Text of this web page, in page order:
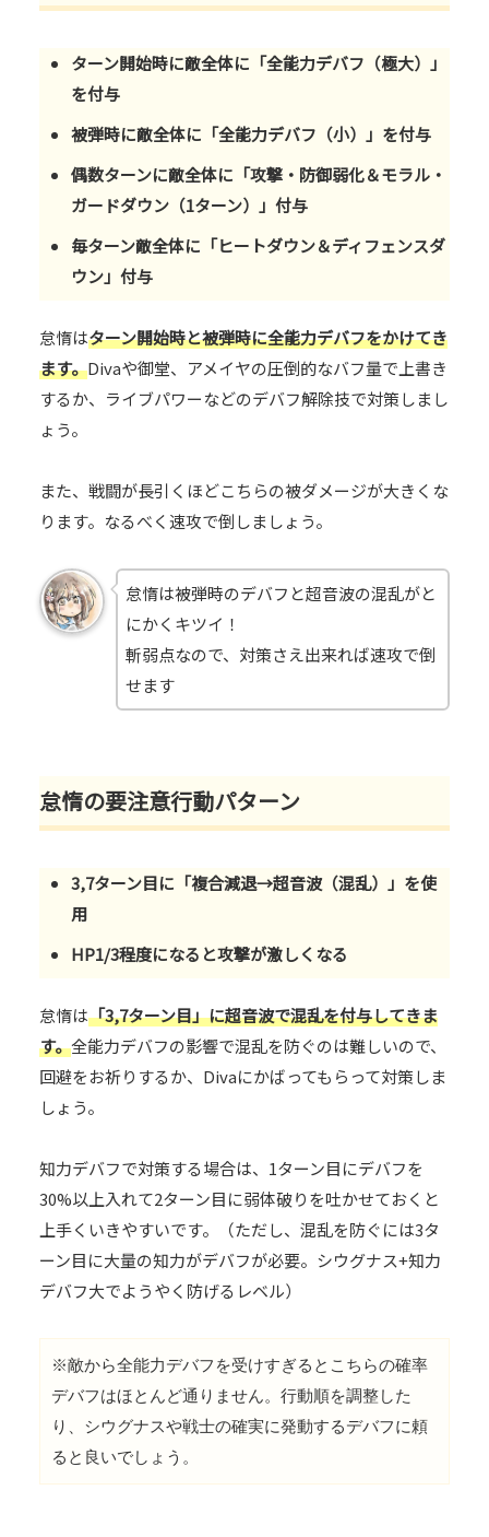
ターン開始時に敵全体に「全能力デバフ（極大）」
を付与
被弾時に敵全体に「全能力デバフ（小）」を付与
偶数ターンに敵全体に「攻撃・防御弱化＆モラル・
ガードダウン（1ターン）」付与
毎ターン敵全体に「ヒートダウン＆ディフェンスダ
ウン」付与
怠惰はターン開始時と被弾時に全能力デバフをかけてき
ます。Divaや御堂、アメイヤの圧倒的なバフ量で上書き
するか、ライブパワーなどのデバフ解除技で対策しまし
ょう。
また、戦闘が長引くほどこちらの被ダメージが大きくな
ります。なるべく速攻で倒しましょう。
怠惰は被弾時のデバフと超音波の混乱がと
にかくキツイ！
斬弱点なので、対策さえ出来れば速攻で倒
せます
怠惰の要注意行動パターン
3,7ターン目に「複合減退→超音波（混乱）」を使
用
HP1/3程度になると攻撃が激しくなる
怠惰は「3,7ターン目」に超音波で混乱を付与してきま
す。全能力デバフの影響で混乱を防ぐのは難しいので、
回避をお祈りするか、Divaにかばってもらって対策しま
しょう。
知力デバフで対策する場合は、1ターン目にデバフを
30%以上入れて2ターン目に弱体破りを吐かせておくと
上手くいきやすいです。（ただし、混乱を防ぐには3タ
ーン目に大量の知力がデバフが必要。シウグナス+知力
デバフ大でようやく防げるレベル）
※敵から全能力デバフを受けすぎるとこちらの確率
デバフはほとんど通りません。行動順を調整した
り、シウグナスや戦士の確実に発動するデバフに頼
ると良いでしょう。